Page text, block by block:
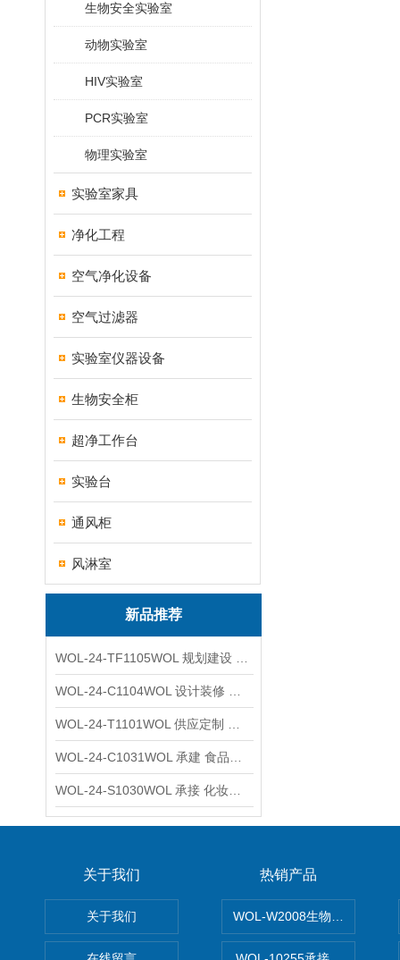
生物安全实验室
动物实验室
HIV实验室
PCR实验室
物理实验室
实验室家具
净化工程
空气净化设备
空气过滤器
实验室仪器设备
生物安全柜
超净工作台
实验台
通风柜
风淋室
新品推荐
关于我们
关于我们
热销产品
WOL-W2008生物制药GMP